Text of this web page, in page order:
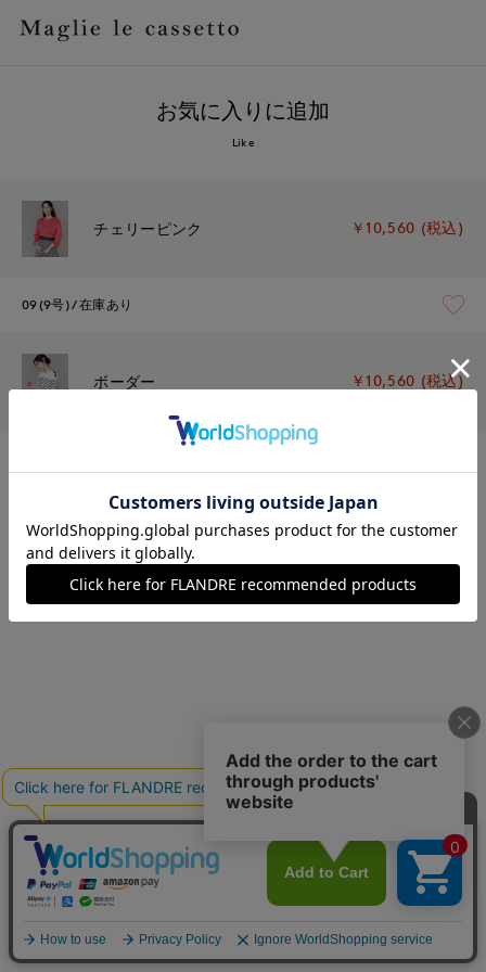
お気に入りに追加
Like
チェリーピンク ￥10,560 (税込)
09(9号) 在庫あり
ボーダー ￥10,560 (税込)